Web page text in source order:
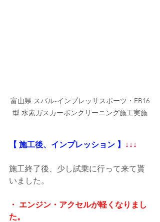
富山県 スバル-インプレッサスポーツ・FB16
型 水素ガスカーボンクリーニング施工実施
【 施工後、インプレッション 】 ↓↓↓
施工終了後、少し試乗に行って来て貰
いました。
・ エンジン・アクセルが軽くなりまし
た。